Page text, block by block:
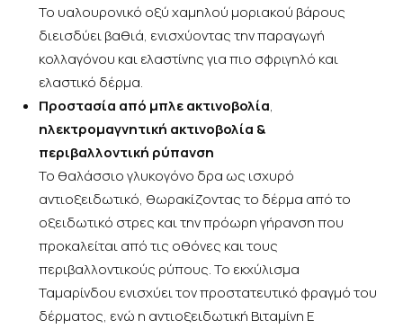
Το υαλουρονικό οξύ χαμηλού μοριακού βάρους
διεισδύει βαθιά, ενισχύοντας την παραγωγή
κολλαγόνου και ελαστίνης για πιο σφριγηλό και
ελαστικό δέρμα.
Προστασία από μπλε ακτινοβολία,
ηλεκτρομαγνητική ακτινοβολία &
περιβαλλοντική ρύπανση
Το θαλάσσιο γλυκογόνο δρα ως ισχυρό
αντιοξειδωτικό, θωρακίζοντας το δέρμα από το
οξειδωτικό στρες και την πρόωρη γήρανση που
προκαλείται από τις οθόνες και τους
περιβαλλοντικούς ρύπους. Το εκχύλισμα
Ταμαρίνδου ενισχύει τον προστατευτικό φραγμό του
δέρματος, ενώ η αντιοξειδωτική Βιταμίνη Ε